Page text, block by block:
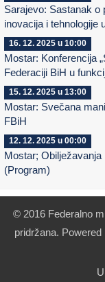
Sarajevo: Sastanak
inovacija i tehnologije
16. 12. 2025 u 10:00
Mostar: Konferencija
Federaciji BiH u
15. 12. 2025 u 13:00
Mostar: Svečana
FBiH
12. 12. 2025 u 00:00
Mostar;
(Program)
© 2016 Federalno
pridržana. Powered